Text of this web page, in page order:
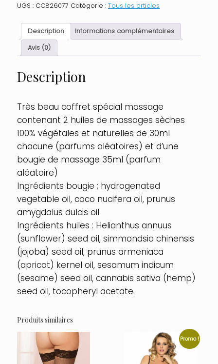
massage
huiles
sèches
et
bougie
de
Contenance
Coffret
3
pièces
UGS : CC826077 Catégorie : Tous les articles
Description
Informations complémentaires
Avis (0)
Description
Très beau coffret spécial massage
contenant 2 huiles de massages sèches
100% végétales et naturelles de 30ml
chacune (parfums aléatoires) et d’une
bougie de massage 35ml (parfum
aléatoire)
Ingrédients bougie ; hydrogenated
vegetable oil, coco nucifera oil, prunus
amygdalus dulcis oil
Ingrédients huiles : Helianthus annuus
(sunflower) seed oil, simmondsia chinensis
(jojoba) seed oil, prunus armeniaca
(apricot) kernel oil, sesamum indicum
(sesame) seed oil, cannabis sativa (hemp)
seed oil, tocopheryl acetate.
Produits similaires
Promo !